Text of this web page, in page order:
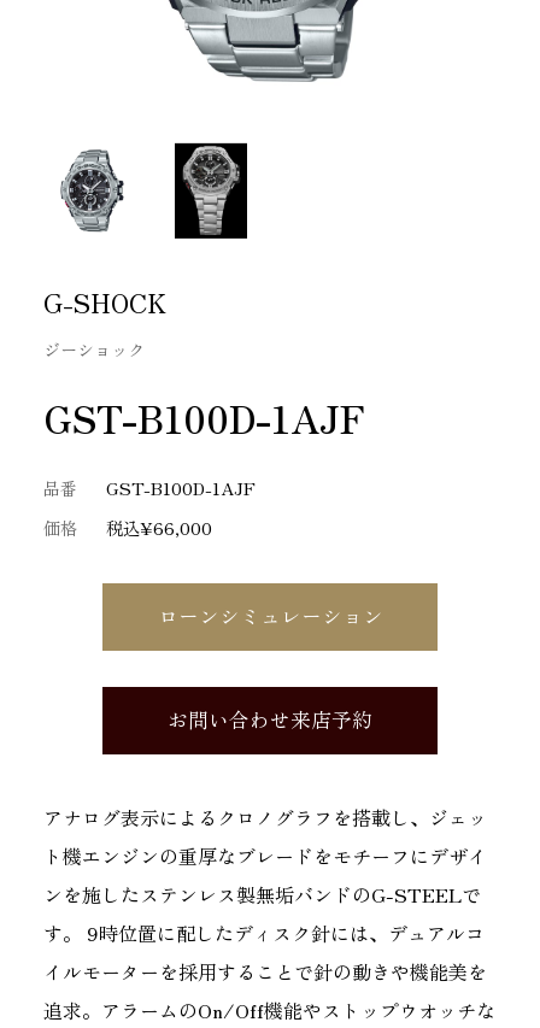
G-SHOCK
ジーショック
GST-B100D-1AJF
品番
GST-B100D-1AJF
価格
税込¥66,000
ローンシミュレーション
お問い合わせ来店予約
アナログ表示によるクロノグラフを搭載し、ジェッ
ト機エンジンの重厚なブレードをモチーフにデザイ
ンを施したステンレス製無垢バンドのG-STEELで
す。 9時位置に配したディスク針には、デュアルコ
イルモーターを採用することで針の動きや機能美を
追求。アラームのOn/Off機能やストップウオッチな